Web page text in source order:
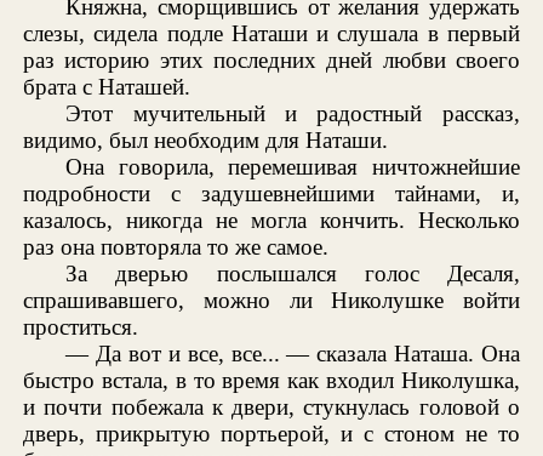
Княжна, сморщившись от желания удержать
слезы, сидела подле Наташи и слушала в первый
раз историю этих последних дней любви своего
брата с Наташей.
Этот мучительный и радостный рассказ,
видимо, был необходим для Наташи.
Она говорила, перемешивая ничтожнейшие
подробности с задушевнейшими тайнами, и,
казалось, никогда не могла кончить. Несколько
раз она повторяла то же самое.
За дверью послышался голос Десаля,
спрашивавшего, можно ли Николушке войти
проститься.
— Да вот и все, все... — сказала Наташа. Она
быстро встала, в то время как входил Николушка,
и почти побежала к двери, стукнулась головой о
дверь, прикрытую портьерой, и с стоном не то